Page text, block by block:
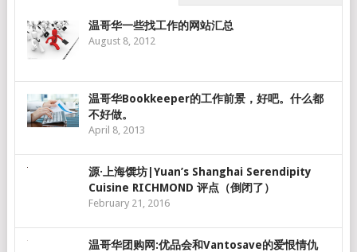
温哥华一些找工作的网站汇总
August 8, 2012
温哥华Bookkeeper的工作前景，好吧。什么都
不好做。
April 8, 2013
源·上海馔坊|Yuan’s Shanghai Serendipity
Cuisine RICHMOND 评点（倒闭了）
February 21, 2016
温哥华团购网:优品会和Vantosave的爱恨情仇